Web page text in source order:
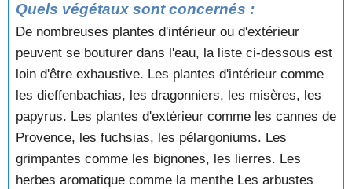
Quels végétaux sont concernés :
De nombreuses plantes d'intérieur ou d'extérieur
peuvent se bouturer dans l'eau, la liste ci-dessous est
loin d'être exhaustive. Les plantes d'intérieur comme
les dieffenbachias, les dragonniers, les misères, les
papyrus. Les plantes d'extérieur comme les cannes de
Provence, les fuchsias, les pélargoniums. Les
grimpantes comme les bignones, les lierres. Les
herbes aromatique comme la menthe Les arbustes